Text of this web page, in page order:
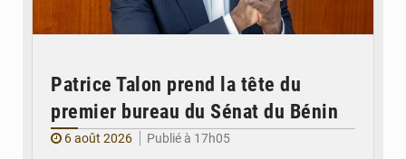
Patrice Talon prend la tête du
premier bureau du Sénat du Bénin
6 août 2026
Publié à 17h05